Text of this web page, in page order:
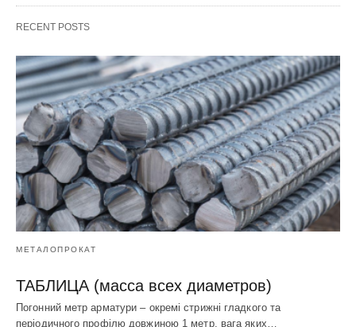
RECENT POSTS
МЕТАЛОПРОКАТ
ТАБЛИЦА (масса всех диаметров)
Погонний метр арматури – окремі стрижні гладкого та
періодичного профілю довжиною 1 метр, вага яких…